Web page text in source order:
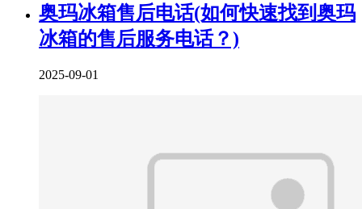
奥玛冰箱售后电话(如何快速找到奥玛
冰箱的售后服务电话？)
2025-09-01